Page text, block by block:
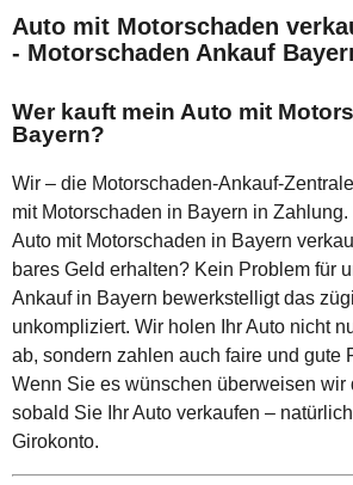
Auto mit Motorschaden
- Motorschaden Ankauf
Wer kauft mein Auto mit
Bayern?
Wir – die Motorschaden-Ankauf-
mit Motorschaden in Bayern in
Auto mit Motorschaden in Bayern
bares Geld erhalten? Kein Problem für
Ankauf in Bayern bewerkstelligt das
unkompliziert. Wir holen Ihr Auto nicht
ab, sondern zahlen auch faire und gute
Wenn Sie es wünschen überweisen wir
sobald Sie Ihr Auto verkaufen –
Girokonto.